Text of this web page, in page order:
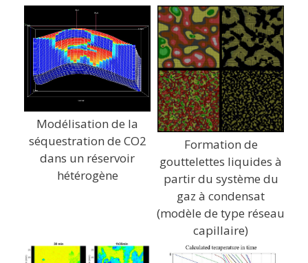
Modélisation de la
séquestration de CO2
dans un réservoir
hétérogène
Formation de
gouttelettes liquides à
partir du système du
gaz à condensat
(modèle de type réseau
capillaire)